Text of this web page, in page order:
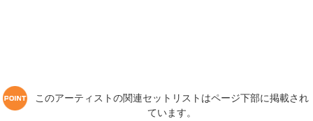
このアーティストの関連セットリストはページ下部に掲載され
ています。